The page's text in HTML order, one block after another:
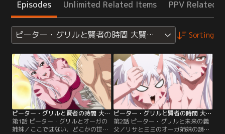
Episodes Unlimited Related Items PPV Related
ピーター・グリルと賢者の時間 大賢者ver. Sorting
ピーター・グリルと賢者の時間 大賢者ver. 第01話
第1話 ピーター・グリルとオーガの
姉妹／ここではない、どこかの世
ピーター・グリルと賢者の時間 大賢者ver. 第02話
第2話 ピーター・グリルと未来の義
父／リサとミミのオーガ姉妹の誘惑